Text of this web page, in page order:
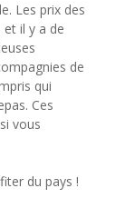
Les prix des
il y a de
de
qui
Ces
vous
du pays !